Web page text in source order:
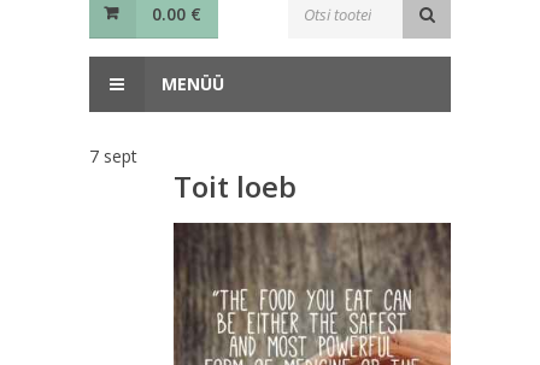
0.00 €
MENÜÜ
7 sept
Toit loeb